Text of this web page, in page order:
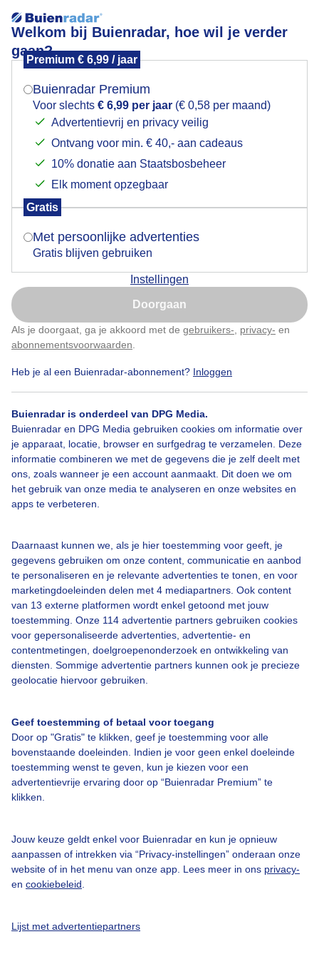
Welkom bij Buienradar, hoe wil je verder
gaan?
Premium € 6,99 / jaar
Buienradar Premium
Voor slechts € 6,99 per jaar (€ 0,58 per maand)
Advertentievrij en privacy veilig
Ontvang voor min. € 40,- aan cadeaus
10% donatie aan Staatsbosbeheer
Elk moment opzegbaar
Gratis
Met persoonlijke advertenties
Gratis blijven gebruiken
Instellingen
Doorgaan
Als je doorgaat, ga je akkoord met de gebruikers- privacy- en
abonnementsvoorwaarden
Heb je al een Buienradar-abonnement? Inloggen
Buienradar is onderdeel van DPG Media.
Buienradar en DPG Media gebruiken cookies om informatie over
je apparaat, locatie, browser en surfgedrag te verzamelen. Deze
informatie combineren we met de gegevens die je zelf deelt met
ons, zoals wanneer je een account aanmaakt. Dit doen we om
het gebruik van onze media te analyseren en onze websites en
apps te verbeteren.
Daarnaast kunnen we, als je hier toestemming voor geeft, je
gegevens gebruiken om onze content, communicatie en aanbod
te personaliseren en je relevante advertenties te tonen, en voor
marketingdoeleinden delen met 4 mediapartners. Ook content
van 13 externe platformen wordt enkel getoond met jouw
toestemming. Onze 114 advertentie partners gebruiken cookies
voor gepersonaliseerde advertenties, advertentie- en
contentmetingen, doelgroepenonderzoek en ontwikkeling van
diensten. Sommige advertentie partners kunnen ook je precieze
geolocatie hiervoor gebruiken.
Geef toestemming of betaal voor toegang
Door op "Gratis" te klikken, geef je toestemming voor alle
bovenstaande doeleinden. Indien je voor geen enkel doeleinde
toestemming wenst te geven, kun je kiezen voor een
advertentievrije ervaring door op “Buienradar Premium” te
klikken.
Jouw keuze geldt enkel voor Buienradar en kun je opnieuw
aanpassen of intrekken via “Privacy-instellingen” onderaan onze
website of in het menu van onze app. Lees meer in ons privacy-
en cookiebeleid
Lijst met advertentiepartners
Veel paddenstoelen gezien tijdens onze wandeling.
Veel paddenstoelen gezien tijdens onze wandeling.
Door: Meine Dijkstra Gemaakt: 27-09-2025, 91x bekeken
Paddenstoel
Een moment geduld aub...
Over Buienradar
Veelgestelde vragen
Contact
Toegankelijkheid
Gebruikersvoorwaarden
Adverteren
Buienradar Team
Cookie beleid
Privacy instellingen
Gratis weerdata
@BuienradarNL
Buienradar
Mogen we je locatie gebruiken voor het
Indien je hier nog geen akkoord op hebt gegeven,
verschijnt er zo een pop-up uit je browser waarin
Is goed, toon de popup
Nu niet, misschien later
Klik hierom dit aan te passen